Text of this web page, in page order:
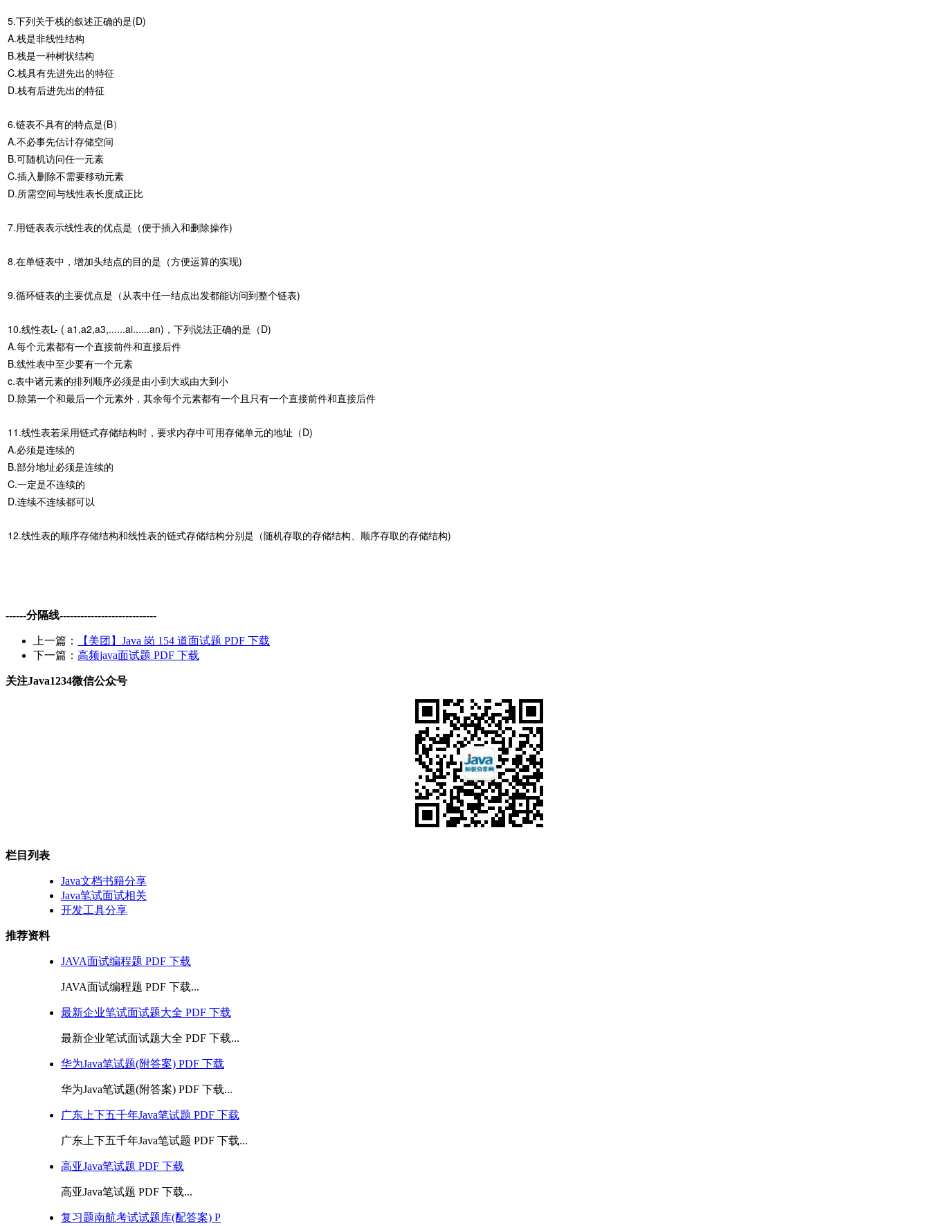
5.下列关于栈的叙述正确的是(D)
A.栈是非线性结构
B.栈是一种树状结构
C.栈具有先进先出的特征
D.栈有后进先出的特征
6.链表不具有的特点是(B）
A.不必事先估计存储空间
B.可随机访问任一元素
C.插入删除不需要移动元素
D.所需空间与线性表长度成正比
7.用链表表示线性表的优点是（便于插入和删除操作)
8.在单链表中，增加头结点的目的是（方便运算的实现)
9.循环链表的主要优点是（从表中任一结点出发都能访问到整个链表)
10.线性表L- ( a1,a2,a3,......ai......an)，下列说法正确的是（D)
A.每个元素都有一个直接前件和直接后件
B.线性表中至少要有一个元素
c.表中诸元素的排列顺序必须是由小到大或由大到小
D.除第一个和最后一个元素外，其余每个元素都有一个且只有一个直接前件和直接后件
11.线性表若采用链式存储结构时，要求内存中可用存储单元的地址（D)
A.必须是连续的
B.部分地址必须是连续的
C.一定是不连续的
D.连续不连续都可以
12.线性表的顺序存储结构和线性表的链式存储结构分别是（随机存取的存储结构、顺序存取的存储结构)
------分隔线----------------------------
上一篇：
【美团】Java 岗 154 道面试题 PDF 下载
下一篇： 高频java面试题 PDF 下载
关注Java1234微信公众号
栏目列表
Java文档书籍分享
Java笔试面试相关
开发工具分享
推荐资料
JAVA面试编程题 PDF 下载
JAVA面试编程题 PDF 下载...
最新企业笔试面试题大全 PDF 下载
最新企业笔试面试题大全 PDF 下载...
华为Java笔试题(附答案) PDF 下载
华为Java笔试题(附答案) PDF 下载...
广东上下五千年Java笔试题 PDF 下载
广东上下五千年Java笔试题 PDF 下载...
高亚Java笔试题 PDF 下载
高亚Java笔试题 PDF 下载...
复习题南航考试试题库(配答案) P